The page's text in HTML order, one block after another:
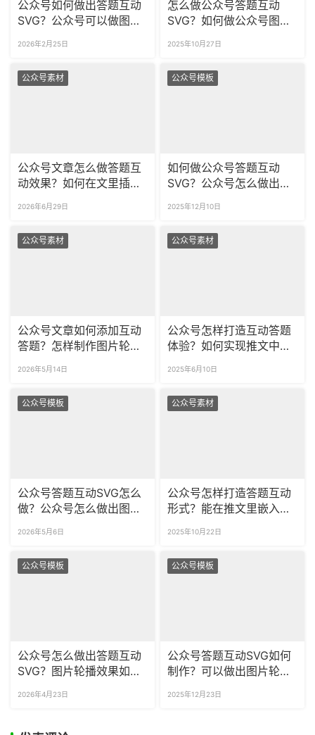
公众号如何做出答题互动
SVG？公众号可以做图片
2026年2月25日
怎么做公众号答题互动
SVG？如何做公众号图片
2025年10月27日
公众号素材
公众号文章怎么做答题互
动效果？如何在文里插入
2026年6月29日
公众号模板
如何做公众号答题互动
SVG？公众号怎么做出图
2025年12月10日
公众号素材
公众号文章如何添加互动
答题？怎样制作图片轮播
2026年5月14日
公众号素材
公众号怎样打造互动答题
体验？如何实现推文中的
2025年6月10日
公众号模板
公众号答题互动SVG怎么
做？公众号怎么做出图片
2026年5月6日
公众号素材
公众号怎样打造答题互动
形式？能在推文里嵌入图
2025年10月22日
公众号模板
公众号怎么做出答题互动
SVG？图片轮播效果如何
2026年4月23日
公众号模板
公众号答题互动SVG如何
制作？可以做出图片轮播
2025年12月23日